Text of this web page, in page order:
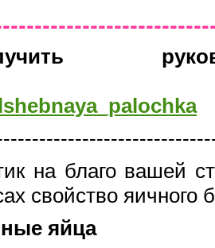
на благо вашей
свойство яичного
яйца